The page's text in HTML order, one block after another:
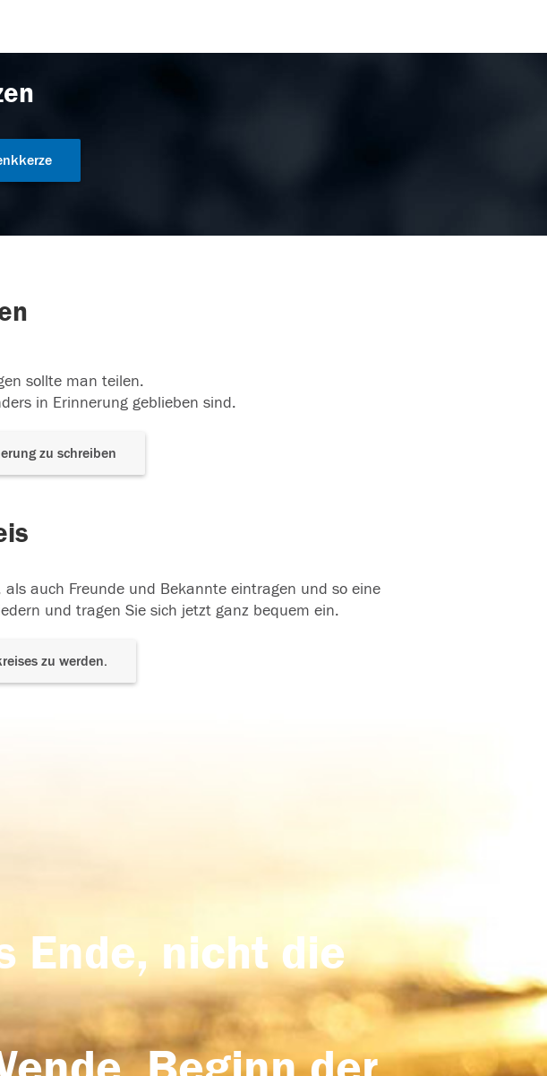
sollte man teilen.
in Erinnerung geblieben sind.
zu schreiben
auch Freunde und Bekannte eintragen und so eine
und tragen Sie sich jetzt ganz bequem ein.
zu werden.
Ende, nicht die